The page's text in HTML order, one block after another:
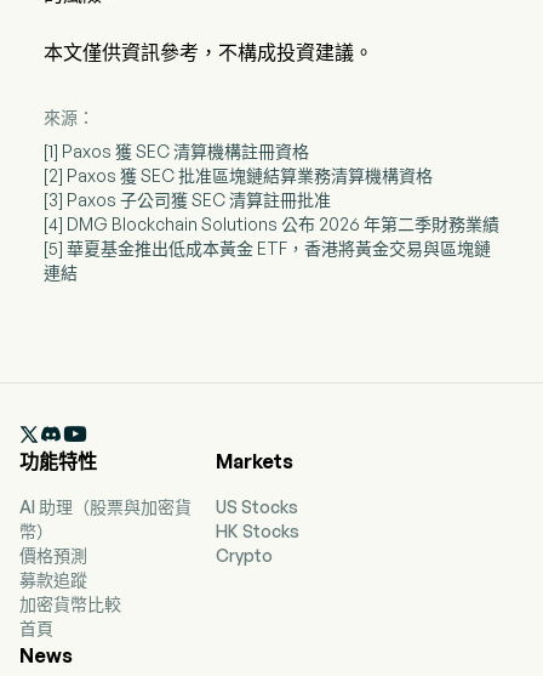
本文僅供資訊參考，不構成投資建議。
來源：
[1] Paxos 獲 SEC 清算機構註冊資格
[2] Paxos 獲 SEC 批准區塊鏈結算業務清算機構資格
[3] Paxos 子公司獲 SEC 清算註冊批准
[4] DMG Blockchain Solutions 公布 2026 年第二季財務業績
[5] 華夏基金推出低成本黃金 ETF，香港將黃金交易與區塊鏈
連結

功能特性
AI 助理（股票與加密貨
幣）
價格預測
募款追蹤
加密貨幣比較
首頁
Markets
US Stocks
HK Stocks
Crypto
News